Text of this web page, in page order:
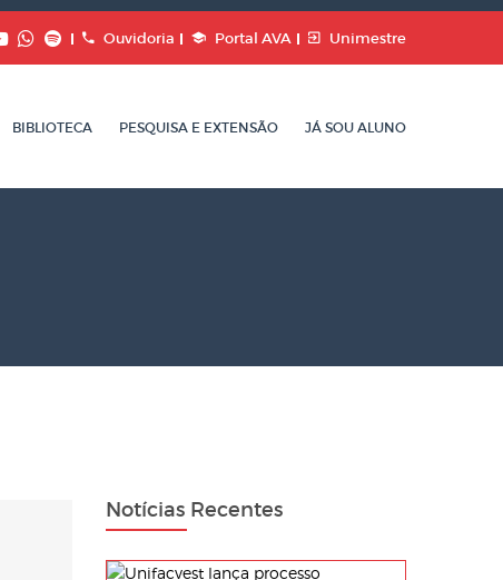
Ouvidoria Portal AVA Unimestre
BIBLIOTECA PESQUISA E EXTENSÃO JÁ SOU ALUNO
Notícias Recentes